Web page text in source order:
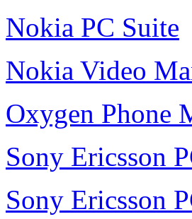
Nokia PC Suite
Nokia Video
Oxygen Phone
Sony Ericsson
Sony Ericsson